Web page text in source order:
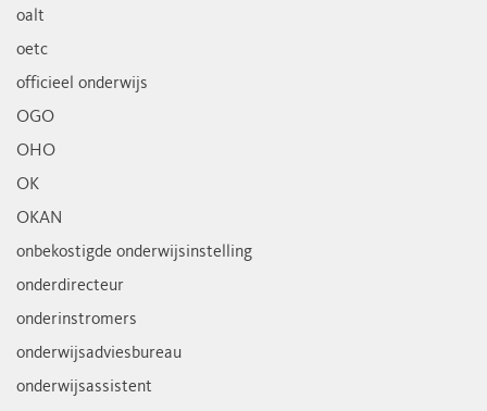
oalt
oetc
officieel onderwijs
OGO
OHO
OK
OKAN
onbekostigde onderwijsinstelling
onderdirecteur
onderinstromers
onderwijsadviesbureau
onderwijsassistent